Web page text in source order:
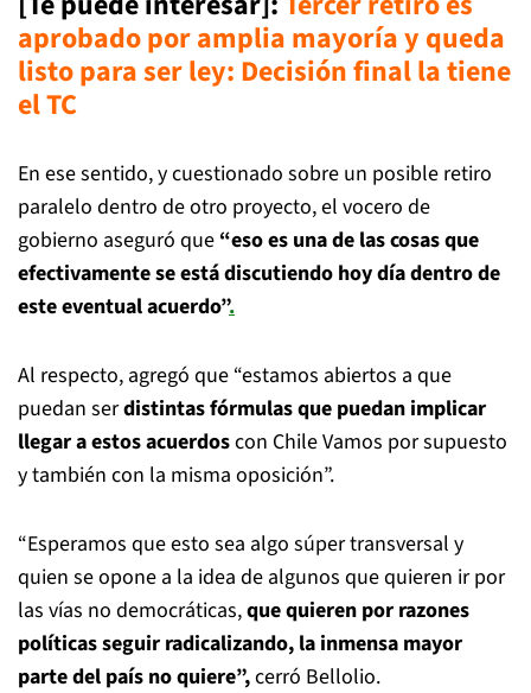
aprobado por amplia mayoría y queda
listo para ser ley: Decisión final la tiene
el TC
En ese sentido, y cuestionado sobre un posible retiro
paralelo dentro de otro proyecto, el vocero de
gobierno aseguró que “eso es una de las cosas que
efectivamente se está discutiendo hoy día dentro de
este eventual acuerdo”.
Al respecto, agregó que “estamos abiertos a que
puedan serdistintas fórmulas que puedan implicar
llegar a estos acuerdoscon Chile Vamos por supuesto
y también con la misma oposición”.
“Esperamos que esto sea algo súper transversal y
quien se opone a la idea de algunos que quieren ir por
las vías no democráticas,que quieren por razones
políticas seguir radicalizando, la inmensa mayor
parte del país no quiere”,cerró Bellolio.